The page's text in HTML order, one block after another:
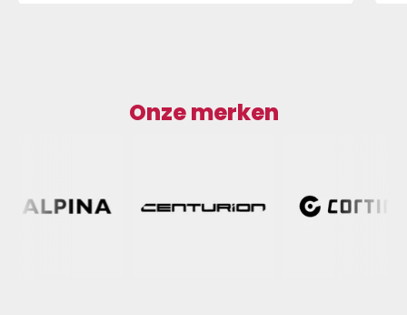
Onze merken